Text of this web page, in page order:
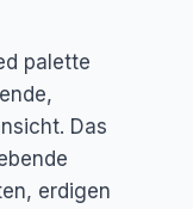
palette
Das
erdigen